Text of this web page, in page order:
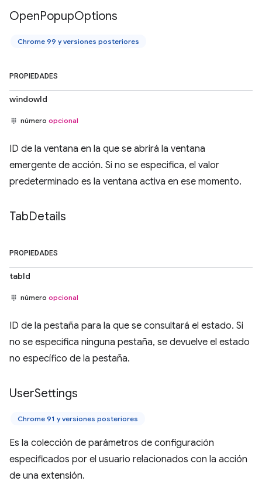
OpenPopupOptions
Chrome 99 y versiones posteriores
PROPIEDADES
windowId
número opcional
ID de la ventana en la que se abrirá la ventana
emergente de acción. Si no se especifica, el valor
predeterminado es la ventana activa en ese momento.
TabDetails
PROPIEDADES
tabId
número opcional
ID de la pestaña para la que se consultará el estado. Si
no se especifica ninguna pestaña, se devuelve el estado
no específico de la pestaña.
UserSettings
Chrome 91 y versiones posteriores
Es la colección de parámetros de configuración
especificados por el usuario relacionados con la acción
de una extensión.